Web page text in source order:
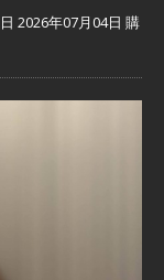
2026年07月04日 購